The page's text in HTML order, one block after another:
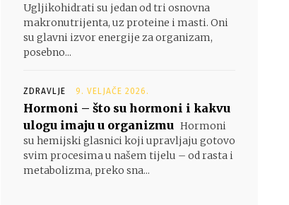
Ugljikohidrati su jedan od tri osnovna
makronutrijenta, uz proteine i masti. Oni
su glavni izvor energije za organizam,
posebno...
ZDRAVLJE 9. VELJAČE 2026.
Hormoni – što su hormoni i kakvu
ulogu imaju u organizmu Hormoni
su hemijski glasnici koji upravljaju gotovo
svim procesima u našem tijelu – od rasta i
metabolizma, preko sna...